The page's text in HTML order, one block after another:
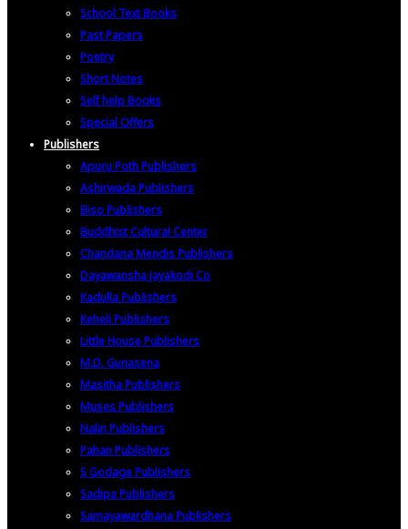
School Text Books
Past Papers
Poetry
Short Notes
Self help Books
Special Offers
Publishers
Apuru Poth Publishers
Ashirwada Publishers
Biso Publishers
Buddhist Cultural Center
Chandana Mendis Publishers
Dayawansha Jayakodi Co
Kadulla Publishers
Keheli Publishers
Little House Publishers
M.D. Gunasena
Masitha Publishers
Muses Publishers
Nalin Publishers
Pahan Publishers
S Godage Publishers
Sadipa Publishers
Samayawardhana Publishers